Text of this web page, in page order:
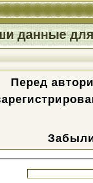
данные
Перед